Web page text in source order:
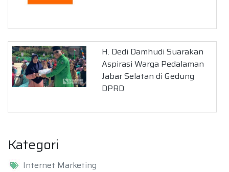
H. Dedi Damhudi Suarakan
Aspirasi Warga Pedalaman
Jabar Selatan di Gedung
DPRD
Kategori
Internet Marketing